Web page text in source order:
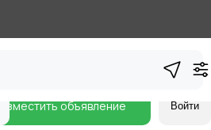
Разместить объявление Войти